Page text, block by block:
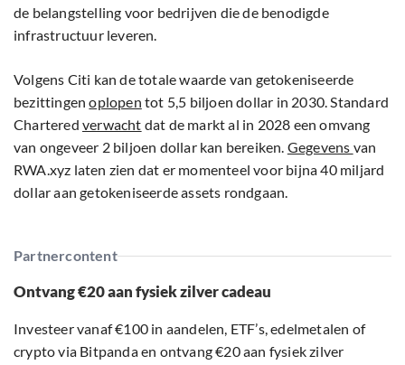
de belangstelling voor bedrijven die de benodigde
infrastructuur leveren.
Volgens Citi kan de totale waarde van getokeniseerde
bezittingenoplopen tot 5,5 biljoen dollar in 2030. Standard
Chartered verwacht dat de markt al in 2028 een omvang
van ongeveer 2 biljoen dollar kan bereiken. Gegevens van
RWA.xyz laten zien dat er momenteel voor bijna 40 miljard
dollar aan getokeniseerde assets rondgaan.
Partnercontent
Ontvang €20 aan fysiek zilver cadeau
Investeer vanaf €100 in aandelen, ETF’s, edelmetalen of
crypto via Bitpanda en ontvang €20 aan fysiek zilver